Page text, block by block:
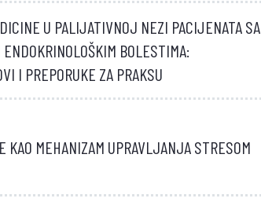
U PALIJATIVNOJ NEZI PACIJENATA SA
BOLESTIMA:
I PREPORUKE ZA PRAKSU
KAO MEHANIZAM UPRAVLJANJA STRESOM